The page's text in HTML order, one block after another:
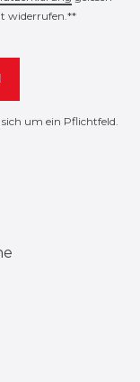
widerrufen.**
um ein Pflichtfeld.